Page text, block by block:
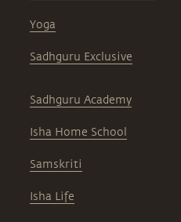
Yoga
Sadhguru Exclusive
Sadhguru Academy
Isha Home School
Samskriti
Isha Life